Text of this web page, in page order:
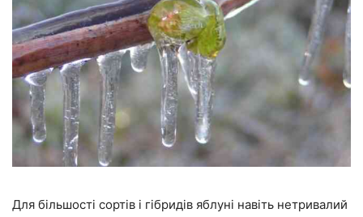
Для більшості сортів і гібридів яблуні навіть нетривалий